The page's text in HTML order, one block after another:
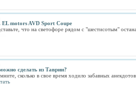
EL motors AVD Sport Coupe
что на светофоре рядом с "шестисотым"
сделать из Таврии?
сколько в свое время ходило забавных